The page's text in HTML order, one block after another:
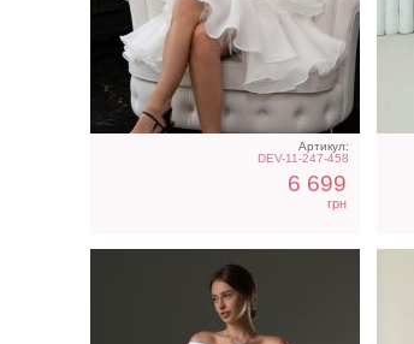
Артикул:
DEV-11-247-458
6 699
грн
Свадебное длинное
атласное платье с
корсетом и рукавом